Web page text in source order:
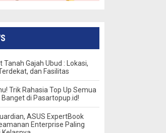
Gajah Ubud : Lokasi,
dan Fasilitas
Trik Rahasia Top Up Semua
di Pasartopup.id!
ASUS ExpertBook
Enterprise Paling